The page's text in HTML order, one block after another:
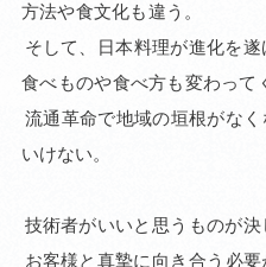
方法や食文化も 違う。
そして、
日本料理が進化を遂
食べ ものや食べ方も 変わって
流通 革命で地域の垣根がなく
いけない。
技術者がいいと 思う ものが決
お客様と 真摯に 向き 合う 必要